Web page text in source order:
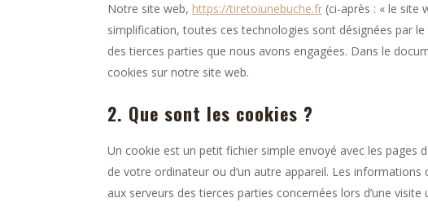
Notre site web, https://tiretoiunebuche.fr (ci-après : « le site
simplification, toutes ces technologies sont désignées par
des tierces parties que nous avons engagées. Dans le
cookies sur notre site web.
2. Que sont les cookies ?
Un cookie est un petit fichier simple envoyé avec les
de votre ordinateur ou d’un autre appareil. Les
aux serveurs des tierces parties concernées lors d’une visite